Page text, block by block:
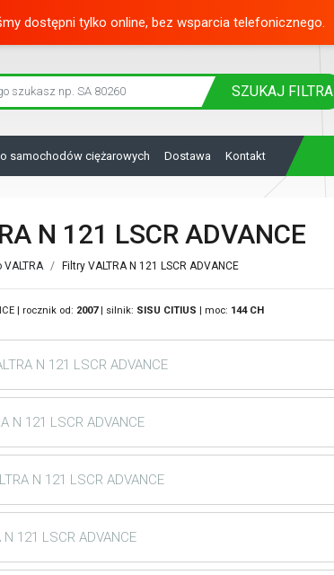
dostępni tylko online, bez wsparcia telefonicznego.
SZUKAJ FILTRA
samochodów ciężarowych Dostawa Kontakt
N 121 LSCR ADVANCE
VALTRA Filtry VALTRA N 121 LSCR ADVANCE
| rocznik od: 2007| silnik: SISU CITIUS | moc: 144 CH
N 121 LSCR ADVANCE
N 121 LSCR ADVANCE
N 121 LSCR ADVANCE
N 121 LSCR ADVANCE